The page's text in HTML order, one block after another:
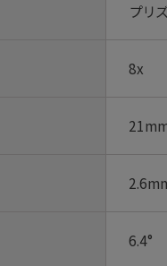
プリ
8x
6.4°